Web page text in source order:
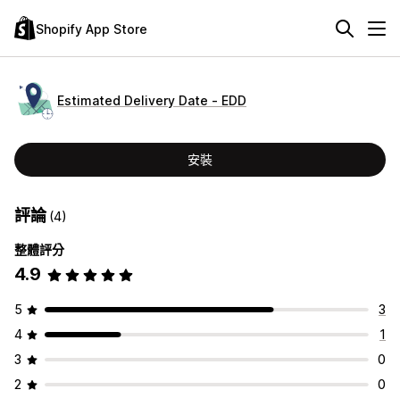
Shopify App Store
Estimated Delivery Date ‑ EDD
安裝
評論(4)
整體評分
4.9
5
3
4
1
3
0
2
0